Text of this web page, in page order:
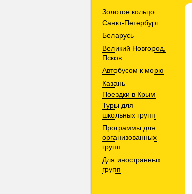
Золотое кольцо
Санкт-Петербург
Беларусь
Великий Новгород,
Псков
Автобусом к морю
Казань
Поездки в Крым
Туры для
школьных групп
Программы для
организованных
групп
Для иностранных
групп